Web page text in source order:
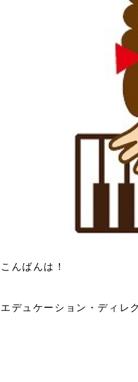
こんばんは！
エデュケーション・ディレ